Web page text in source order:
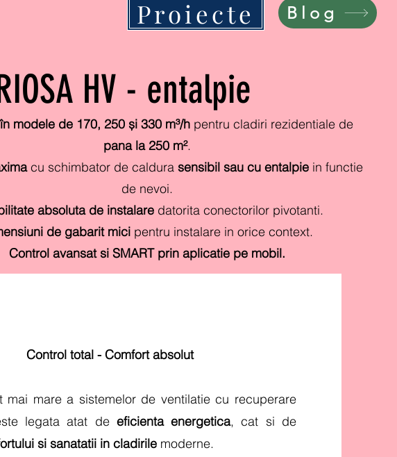
Proiecte Blog
HV - entalpie
modele de 170, 250 și 330 m³/h pentru cladiri rezidentiale de
pana la 250 m².
cu schimbator de caldura sensibil sau cu entalpie in functie
de nevoi.
absoluta de instalare datorita conectorilor pivotanti.
de gabarit mici pentru instalare in orice context.
Control avansat si SMART prin aplicatie pe mobil.
Control total - Comfort absolut
mai mare a sistemelor de ventilatie cu recuperare
legata atat de eficienta energetica, cat si de
si sanatatii in cladirile moderne.